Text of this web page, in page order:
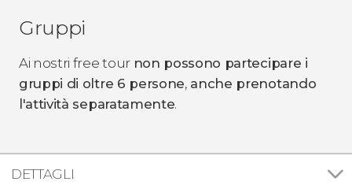
Gruppi
Ai nostri free tour non possono partecipare i
gruppi di oltre 6 persone,anche prenotando
l'attività separatamente.
DETTAGLI